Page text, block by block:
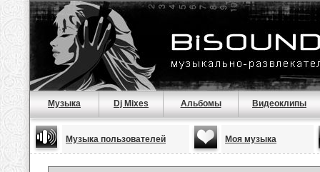
Музыка Dj Mixes Альбомы Видеоклипы
Музыка пользователей Моя музыка